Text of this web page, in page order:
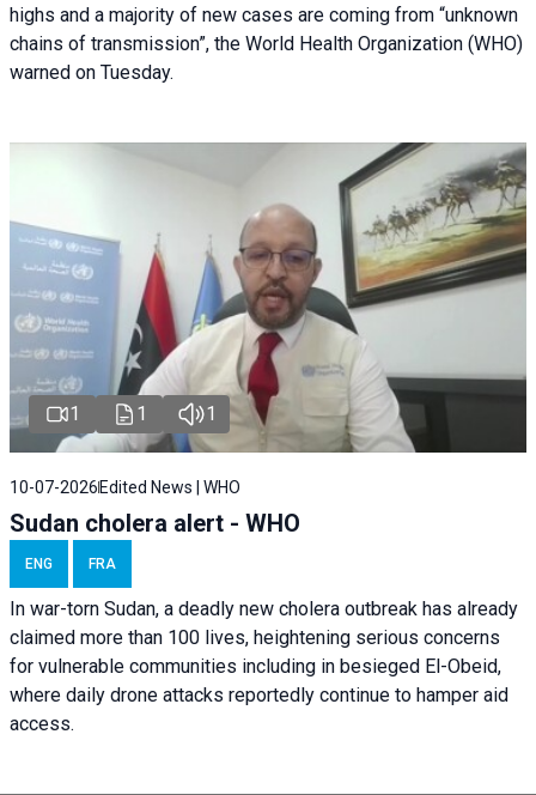
highs and a majority of new cases are coming from “unknown
chains of transmission”, the World Health Organization (WHO)
warned on Tuesday.
1 1 1
10-07-2026 Edited News | WHO
Sudan cholera alert - WHO
ENG FRA
In war-torn Sudan, a deadly new cholera outbreak has already
claimed more than 100 lives, heightening serious concerns
for vulnerable communities including in besieged El-Obeid,
where daily drone attacks reportedly continue to hamper aid
access.